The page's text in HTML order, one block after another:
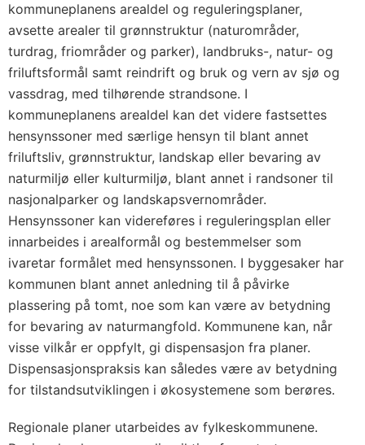
kommuneplanens arealdel og reguleringsplaner,
avsette arealer til grønnstruktur (naturområder,
turdrag, friområder og parker), landbruks-, natur- og
friluftsformål samt reindrift og bruk og vern av sjø og
vassdrag, med tilhørende strandsone. I
kommuneplanens arealdel kan det videre fastsettes
hensynssoner med særlige hensyn til blant annet
friluftsliv, grønnstruktur, landskap eller bevaring av
naturmiljø eller kulturmiljø, blant annet i randsoner til
nasjonalparker og landskapsvernområder.
Hensynssoner kan videreføres i reguleringsplan eller
innarbeides i arealformål og bestemmelser som
ivaretar formålet med hensynssonen. I byggesaker har
kommunen blant annet anledning til å påvirke
plassering på tomt, noe som kan være av betydning
for bevaring av naturmangfold. Kommunene kan, når
visse vilkår er oppfylt, gi dispensasjon fra planer.
Dispensasjonspraksis kan således være av betydning
for tilstandsutviklingen i økosystemene som berøres.
Regionale planer utarbeides av fylkeskommunene.